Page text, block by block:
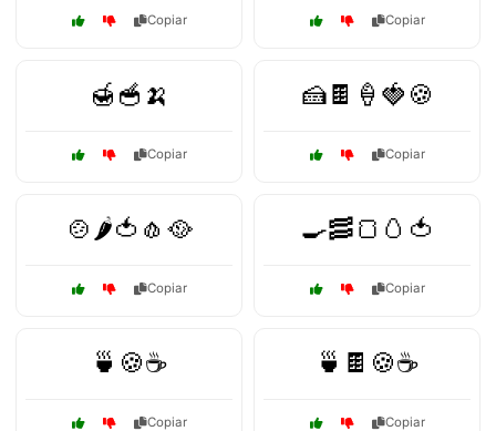
Copiar Copiar
🍯🥣🍌
Copiar
🍰🍫🍦🍓🍪
Copiar
🍲🌶️🍅🧄🥘
Copiar
🍳🥓🍞🥚🍅
Copiar
🍵🍪☕
Copiar
🍵🍫🍪☕
Copiar